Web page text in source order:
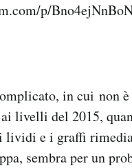
p/
in cui non
livelli del 2015,
lividi e i graffi
sembra per un